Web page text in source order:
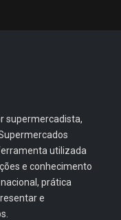
supermercadista,
utilizada
e conhecimento
prática
e